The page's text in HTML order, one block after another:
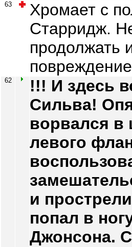
63
Хромает с
Старридж.
продолжать
62
!!! И здесь
Сильва!
ворвался
левого
и
попал в
Джонсона.